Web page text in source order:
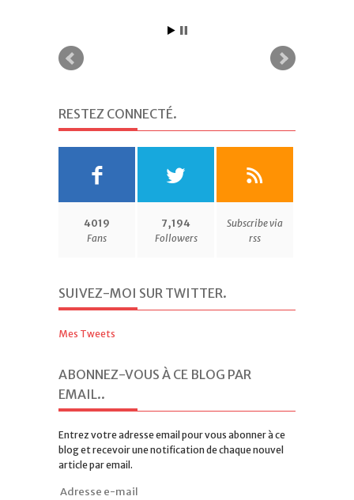
RESTEZ CONNECTÉ.
4019
Fans
7,194
Followers
Subscribe via
rss
SUIVEZ-MOI SUR TWITTER.
Mes Tweets
ABONNEZ-VOUS À CE BLOG PAR
EMAIL..
Entrez votre adresse email pour vous abonner à ce
blog et recevoir une notification de chaque nouvel
article par email.
Adresse